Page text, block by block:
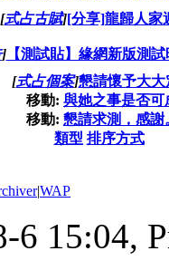
[式占古賦][分享]龍歸人家
]【測試貼】緣網新版測
[式占個案]懇請懷予大大
移動: 與她之事是否可
移動: 懇請求測，感謝
類型 排序方式
|WAP
6 15:04,